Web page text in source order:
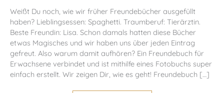
Weißt Du noch, wie wir früher Freundebücher ausgefüllt
haben? Lieblingsessen: Spaghetti. Traumberuf: Tierärztin.
Beste Freundin: Lisa. Schon damals hatten diese Bücher
etwas Magisches und wir haben uns über jeden Eintrag
gefreut. Also warum damit aufhören? Ein Freundebuch für
Erwachsene verbindet und ist mithilfe eines Fotobuchs super
einfach erstellt. Wir zeigen Dir, wie es geht! Freundebuch […]